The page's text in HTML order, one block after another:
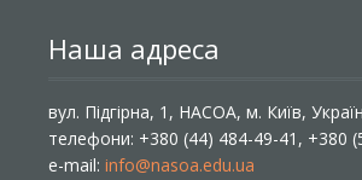
Наша адреса
вул. Підгірна, 1, НАСОА, м. Київ,
телефони: +380 (44) 484-49-41, +380
e-mail: info@nasoa.edu.ua